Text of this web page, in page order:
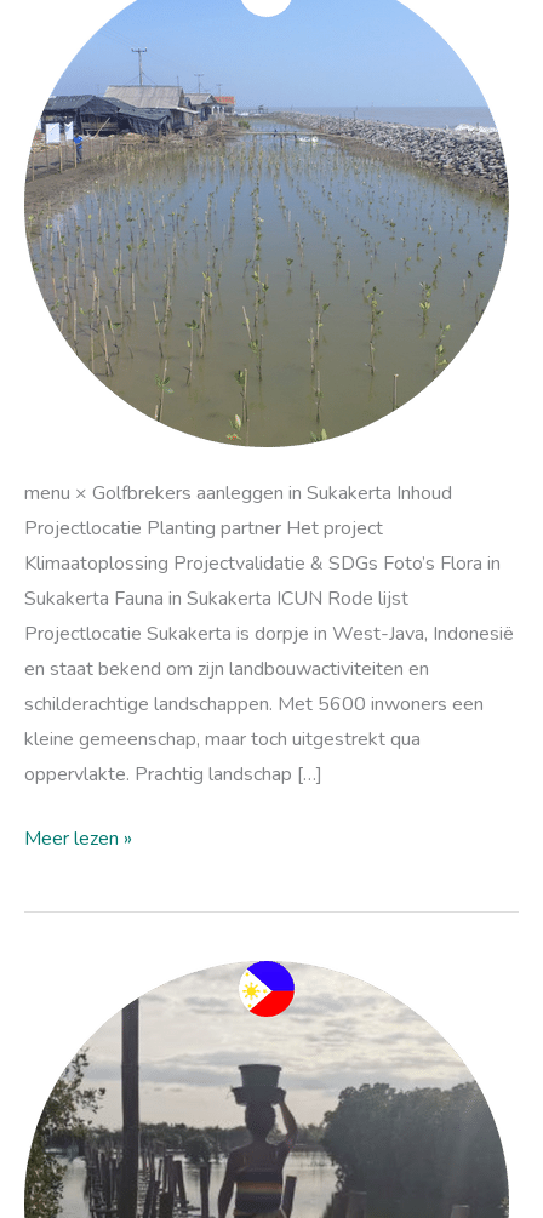
menu × Golfbrekers aanleggen in Sukakerta Inhoud
Projectlocatie Planting partner Het project
Klimaatoplossing Projectvalidatie & SDGs Foto’s Flora in
Sukakerta Fauna in Sukakerta ICUN Rode lijst
Projectlocatie Sukakerta is dorpje in West-Java, Indonesië
en staat bekend om zijn landbouwactiviteiten en
schilderachtige landschappen. Met 5600 inwoners een
kleine gemeenschap, maar toch uitgestrekt qua
oppervlakte. Prachtig landschap […]
aanleggen
Sukakerta
Meer lezen »
mangrovebossen
Mindanao